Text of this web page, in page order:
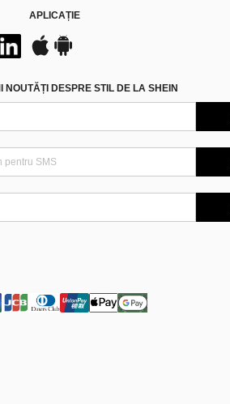
APLICAȚIE
NOUTĂȚI DESPRE STIL DE LA SHEIN